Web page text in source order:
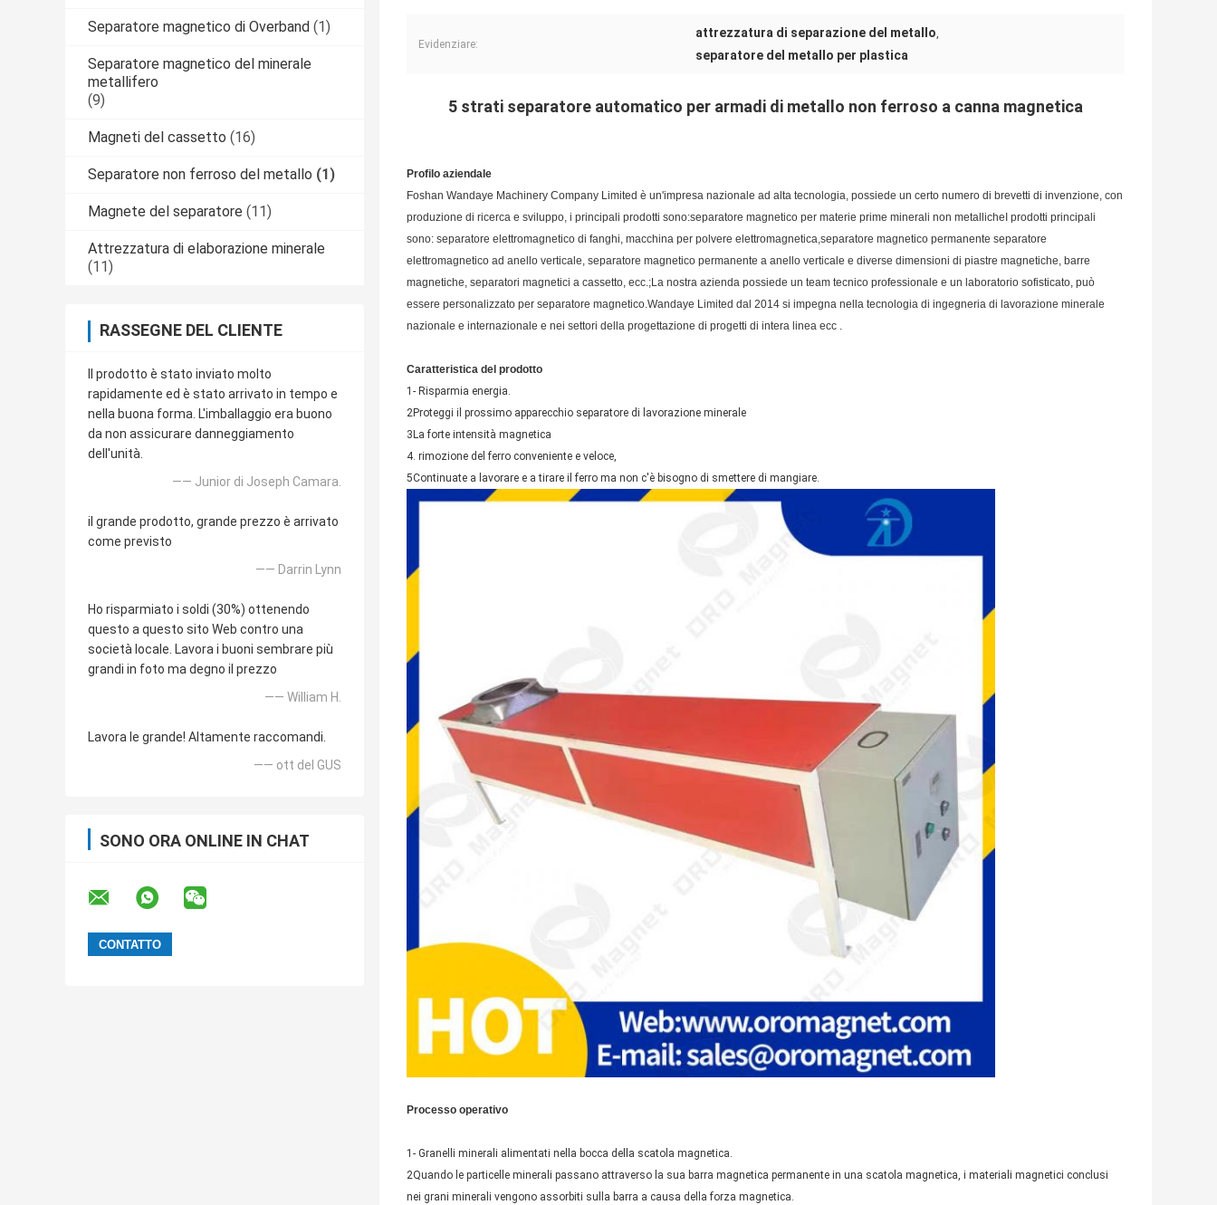
Separatore magnetico di Overband (1)
Separatore magnetico del minerale
metallifero
(9)
Magneti del cassetto (16)
Separatore non ferroso del metallo (1)
Magnete del separatore (11)
Attrezzatura di elaborazione minerale
(11)
RASSEGNE DEL CLIENTE
Il prodotto è stato inviato molto
rapidamente ed è stato arrivato in tempo e
nella buona forma. L'imballaggio era buono
da non assicurare danneggiamento
dell'unità.
—— Junior di Joseph Camara.
il grande prodotto, grande prezzo è arrivato
come previsto
—— Darrin Lynn
Ho risparmiato i soldi (30%) ottenendo
questo a questo sito Web contro una
società locale. Lavora i buoni sembrare più
grandi in foto ma degno il prezzo
—— William H.
Lavora le grande! Altamente raccomandi.
—— ott del GUS
SONO ORA ONLINE IN CHAT
Evidenziare:
attrezzatura di separazione del metallo,
separatore del metallo per plastica
5 strati separatore automatico per armadi di metallo non ferroso a canna magnetica
Profilo aziendale
Foshan Wandaye Machinery Company Limited è un'impresa nazionale ad alta tecnologia, possiede un certo numero di brevetti di invenzione, con
produzione di ricerca e sviluppo, i principali prodotti sono:separatore magnetico per materie prime minerali non metallicheI prodotti principali
sono: separatore elettromagnetico di fanghi, macchina per polvere elettromagnetica,separatore magnetico permanente separatore
elettromagnetico ad anello verticale, separatore magnetico permanente a anello verticale e diverse dimensioni di piastre magnetiche, barre
magnetiche, separatori magnetici a cassetto, ecc.;La nostra azienda possiede un team tecnico professionale e un laboratorio sofisticato, può
essere personalizzato per separatore magnetico.Wandaye Limited dal 2014 si impegna nella tecnologia di ingegneria di lavorazione minerale
nazionale e internazionale e nei settori della progettazione di progetti di intera linea ecc .
Caratteristica del prodotto
1- Risparmia energia.
2Proteggi il prossimo apparecchio separatore di lavorazione minerale
3La forte intensità magnetica
4. rimozione del ferro conveniente e veloce,
5Continuate a lavorare e a tirare il ferro ma non c'è bisogno di smettere di mangiare.
Processo operativo
1- Granelli minerali alimentati nella bocca della scatola magnetica.
2Quando le particelle minerali passano attraverso la sua barra magnetica permanente in una scatola magnetica, i materiali magnetici conclusi
nei grani minerali vengono assorbiti sulla barra a causa della forza magnetica.